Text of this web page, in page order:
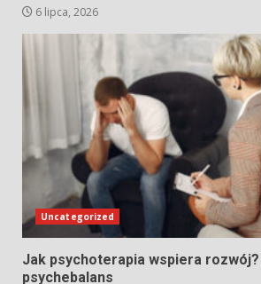
6 lipca, 2026
Uncategorized
Jak psychoterapia wspiera
psychebalans